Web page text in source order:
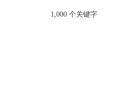
1,000 个关键字